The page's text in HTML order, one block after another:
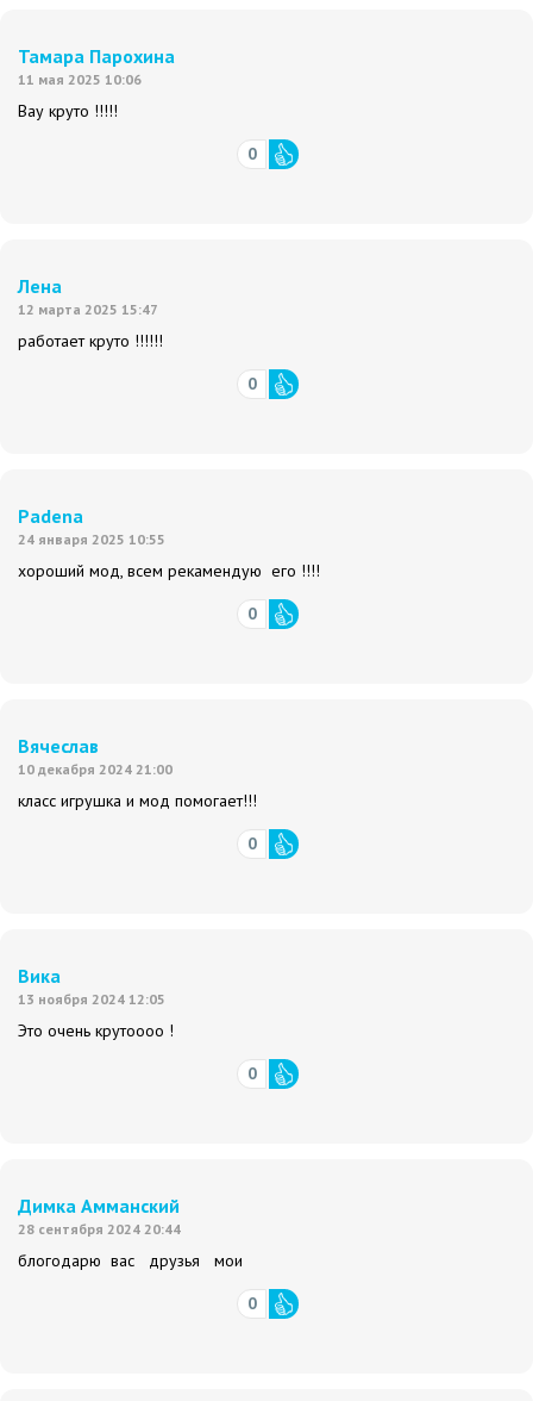
Тамара Парохина
11 мая 2025 10:06
Вау круто !!!!!
0
Лена
12 марта 2025 15:47
работает круто !!!!!!
0
Padena
24 января 2025 10:55
хороший мод, всем рекамендую его !!!!
0
Вячеслав
10 декабря 2024 21:00
класс игрушка и мод помогает!!!
0
Вика
13 ноября 2024 12:05
Это очень крутоооо !
0
Димка Амманский
28 сентября 2024 20:44
блогодарю вас друзья мои
0